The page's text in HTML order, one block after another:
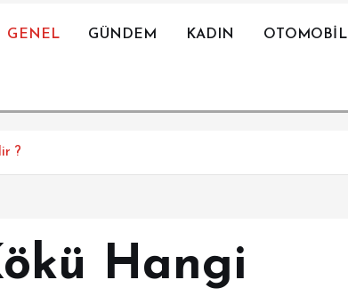
GENEL GÜNDEM KADIN OTOMOBİL
?
Hangi